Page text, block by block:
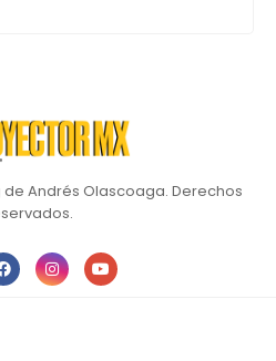
de Andrés Olascoaga. Derechos